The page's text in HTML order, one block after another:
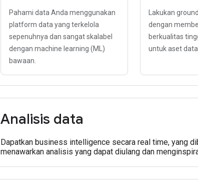
Pahami data Anda menggunakan
platform data yang terkelola
sepenuhnya dan sangat skalabel
dengan machine learning (ML)
bawaan.
Lakukan
dengan
berkualitas
untuk aset
Analisis data
Dapatkan business intelligence secara real time, yang
menawarkan analisis yang dapat diulang dan